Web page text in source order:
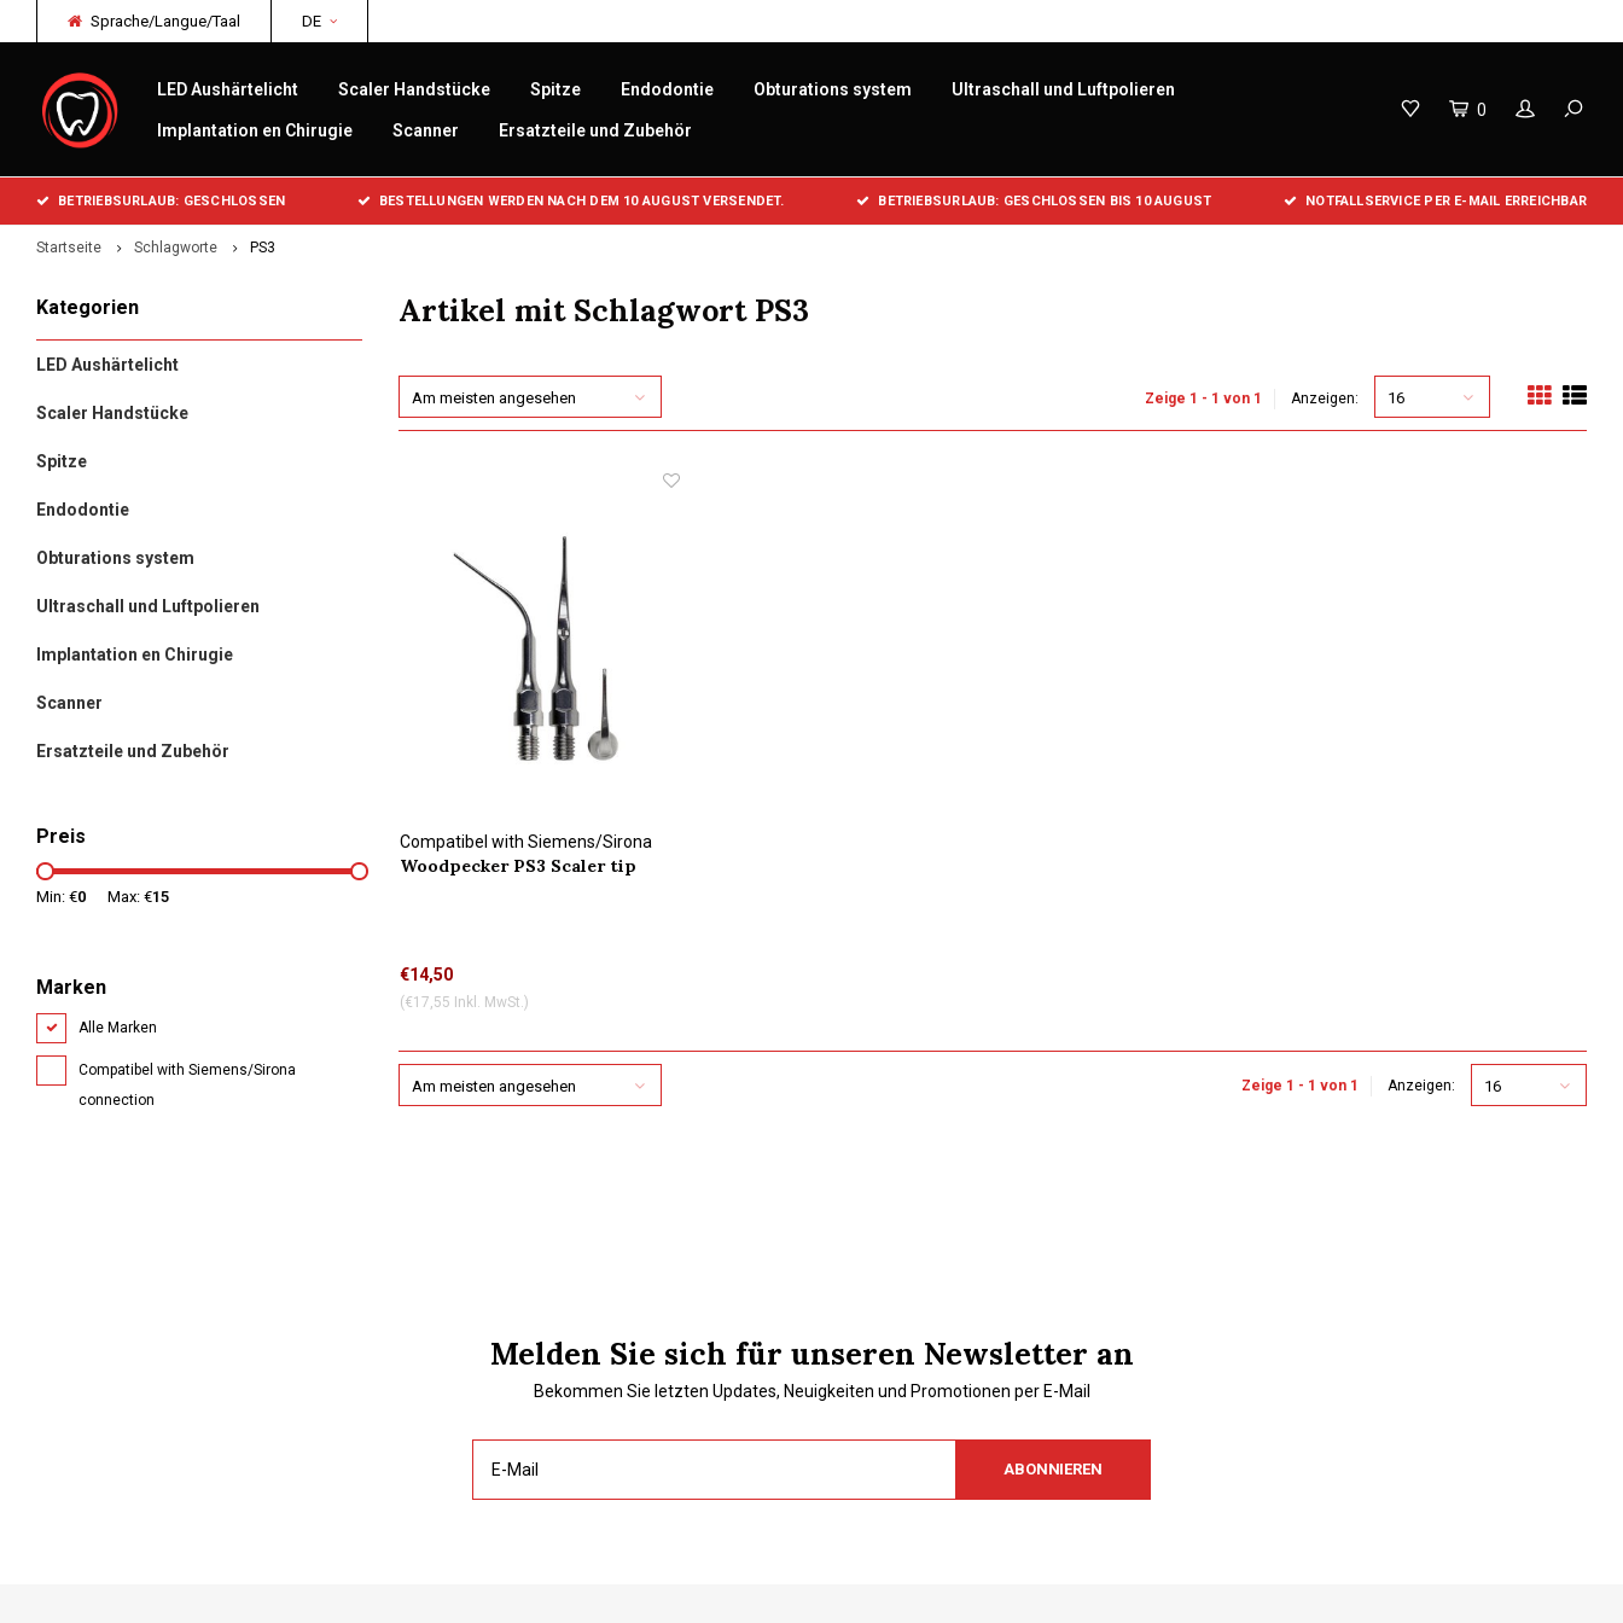
Sprache/Langue/Taal DE
LED Aushärtelicht Scaler Handstücke Spitze Endodontie Obturations system Ultraschall und Luftpolieren
Implantation en Chirugie Scanner Ersatzteile und Zubehör
0
BETRIEBSURLAUB: GESCHLOSSEN BESTELLUNGEN WERDEN NACH DEM 10 AUGUST VERSENDET. BETRIEBSURLAUB: GESCHLOSSEN BIS 10 AUGUST NOTFALLSERVICE PER E-MAIL ERREICHBAR
Startseite Schlagworte PS3
Kategorien
LED Aushärtelicht
Scaler Handstücke
Spitze
Endodontie
Obturations system
Ultraschall und Luftpolieren
Implantation en Chirugie
Scanner
Ersatzteile und Zubehör
Preis
Min: €0 Max: €15
Marken
Alle Marken
Compatibel with Siemens/Sirona
connection
Artikel mit Schlagwort PS3
Am meisten angesehen Zeige 1 - 1 von 1 Anzeigen: 16
Compatibel with Siemens/Sirona
connection
Woodpecker PS3 Scaler tip
€14,50
(€17,55 Inkl. MwSt.)
Am meisten angesehen Zeige 1 - 1 von 1 Anzeigen: 16
Melden Sie sich für unseren Newsletter an
Bekommen Sie letzten Updates, Neuigkeiten und Promotionen per E-Mail
ABONNIEREN